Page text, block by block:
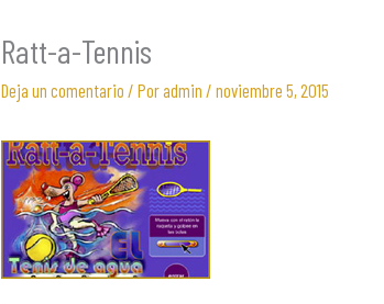
Ratt-a-Tennis
Deja un comentario / Poradmin / noviembre 5, 2015